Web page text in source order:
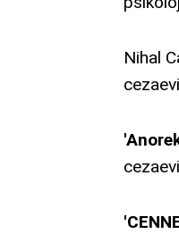
Nihal